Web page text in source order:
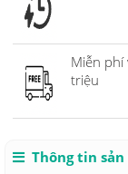
Miễn phí
triệu
Thông tin